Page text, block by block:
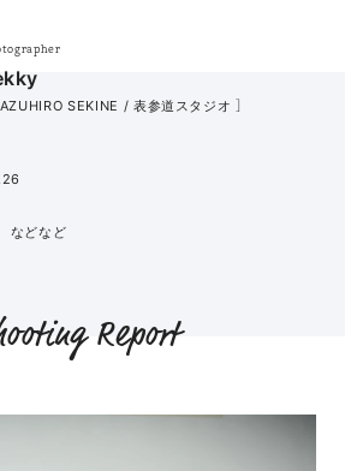
SEKINE / 表参道スタジオ ］
などなど
Report